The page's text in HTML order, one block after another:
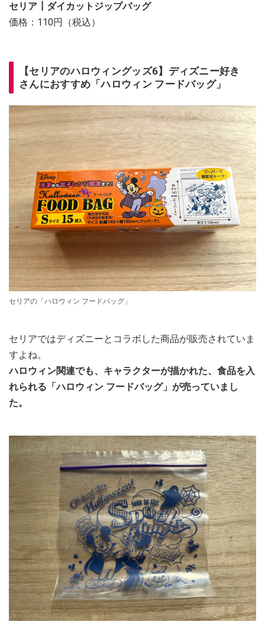
セリア┃ダイカットジップバッグ
価格：110円（税込）
【セリアのハロウィングッズ6】ディズニー好き
さんにおすすめ「ハロウィン フードバッグ」
セリアの「ハロウィン フードバッグ」
セリアではディズニーとコラボした商品が販売されていま
すよね。
ハロウィン関連でも、キャラクターが描かれた、食品を入
れられる「ハロウィン フードバッグ」が売っていまし
た。